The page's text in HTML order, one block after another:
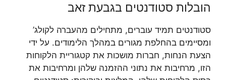
הובלות סטודנטים בגבעת זאב
סטודנטים תמיד עוברים, מתחילים מהעברה לקולג’
ומסיימים בהחלפת מגורים במהלך הלימודים. על ידי
הצעת הנחות, חברות מושכות את קטגוריית הלקוחות
הזו, מרחיבות את נתוני ההזמנה שלהן ומרחיבות את